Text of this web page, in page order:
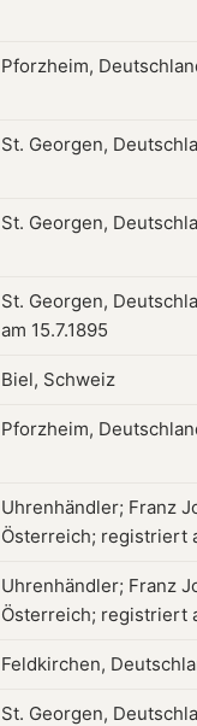
Pforzheim,
St. Georgen,
St. Georgen,
St. Georgen,
am 15.7.1895
Biel, Schweiz
Pforzheim,
Uhrenhändler; Franz
Österreich; registriert
Uhrenhändler; Franz
Österreich; registriert
Feldkirchen,
St. Georgen,